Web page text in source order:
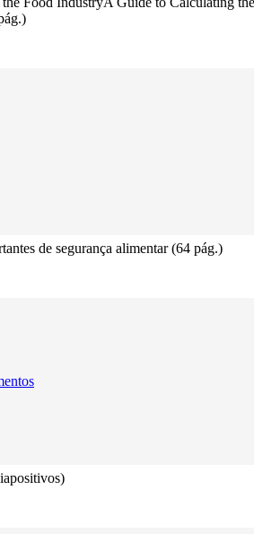
de segurança alimentar (64 pág.)